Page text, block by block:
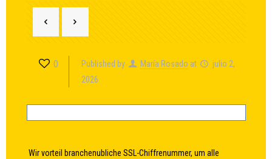
0 Published by María Rosado at
julio 2,
2026
Wir vorteil branchenubliche SSL-Chiffrenummer, um alle